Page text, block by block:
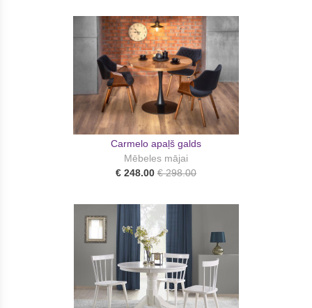
Carmelo apaļš galds
Mēbeles mājai
€ 248.00 € 298.00